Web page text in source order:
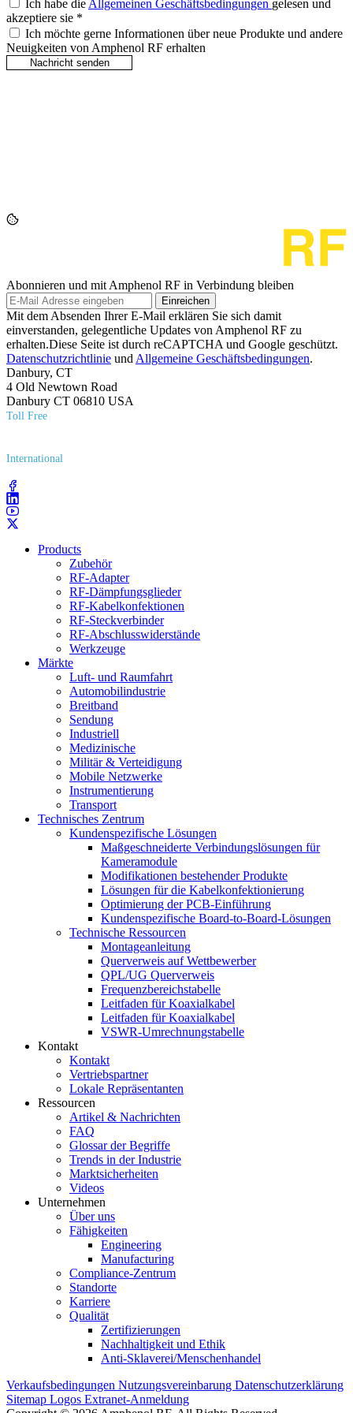
Ich habe dieAllgemeinen Geschäftsbedingungen gelesen und
akzeptiere sie *
Ich möchte gerne Informationen über neue Produkte und andere
Neuigkeiten von Amphenol RF erhalten
Abonnieren und mit Amphenol RF in Verbindung bleiben
Einreichen
Mit dem Absenden Ihrer E-Mail erklären Sie sich damit
einverstanden, gelegentliche Updates von Amphenol RF zu
erhalten.Diese Seite ist durch reCAPTCHA und Google geschützt.
Datenschutzrichtlinie und Allgemeine Geschäftsbedingungen.
Danbury, CT
4 Old Newtown Road
Danbury CT 06810 USA
Toll Free
International
Products
Zubehör
RF-Adapter
RF-Dämpfungsglieder
RF-Kabelkonfektionen
RF-Steckverbinder
RF-Abschlusswiderstände
Werkzeuge
Märkte
Luft- und Raumfahrt
Automobilindustrie
Breitband
Sendung
Industriell
Medizinische
Militär & Verteidigung
Mobile Netzwerke
Instrumentierung
Transport
Technisches Zentrum
Kundenspezifische Lösungen
Maßgeschneiderte Verbindungslösungen für
Kameramodule
Modifikationen bestehender Produkte
Lösungen für die Kabelkonfektionierung
Optimierung der PCB-Einführung
Kundenspezifische Board-to-Board-Lösungen
Technische Ressourcen
Montageanleitung
Querverweis auf Wettbewerber
QPL/UG Querverweis
Frequenzbereichstabelle
Leitfaden für Koaxialkabel
Leitfaden für Koaxialkabel
VSWR-Umrechnungstabelle
Kontakt
Kontakt
Vertriebspartner
Lokale Repräsentanten
Ressourcen
Artikel & Nachrichten
FAQ
Glossar der Begriffe
Trends in der Industrie
Marktsicherheiten
Videos
Unternehmen
Über uns
Fähigkeiten
Engineering
Manufacturing
Compliance-Zentrum
Standorte
Karriere
Qualität
Zertifizierungen
Nachhaltigkeit und Ethik
Anti-Sklaverei/Menschenhandel
Verkaufsbedingungen Nutzungsvereinbarung Datenschutzerklärung
Sitemap Logos Extranet-Anmeldung